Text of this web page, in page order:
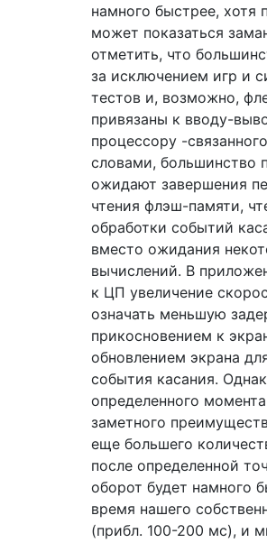
намного быстрее, хотя
может показаться
отметить, что
за исключением игр и
тестов и, возможно,
привязаны к вводу-
процессору -
словами, большинство
ожидают завершения
чтения флэш-памяти,
обработки событий
вместо ожидания
вычислений. В
к ЦП увеличение
означать меньшую
прикосновением к
обновлением экрана
события касания.
определенного
заметного
еще большего
после определенной
оборот будет намного
время нашего
(прибл. 100-200 мс), и